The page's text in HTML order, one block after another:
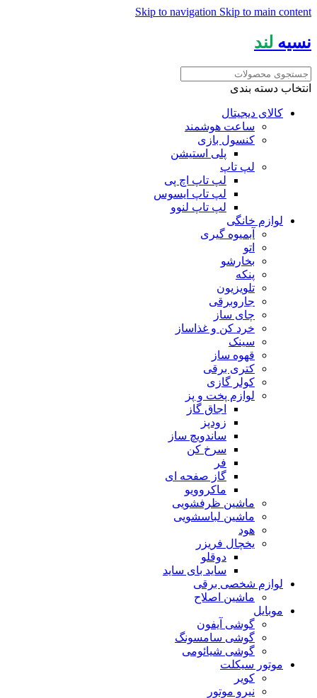
Skip to navigation Skip to main content
نسیه لند
انتخاب دسته بندی
کالای دیجیتال
ساعت هوشمند
کنسول بازی
پلی استیشن
لپ تاپ
لپ تاپ اچ پی
لپ تاپ ایسوس
لپ تاپ لنوو
لوازم خانگی
آبمیوه گیری
اتو
بخارشو
پنکه
تلویزیون
جاروبرقی
چای ساز
خرد کن و غذاساز
سینک
قهوه ساز
کتری برقی
کولر گازی
لوازم پخت و پز
اجاق گاز
زودپز
ساندویچ ساز
سرخ کن
فر
گاز صفحه ای
ماکروویو
ماشین ظرفشویی
ماشین لباسشویی
هود
یخچال فریزر
دوقلو
ساید بای ساید
لوازم شخصی برقی
ماشین اصلاح
موبایل
گوشی آیفون
گوشی سامسونگ
گوشی شیائومی
موتور سیکلت
کویر
نیرو موتور